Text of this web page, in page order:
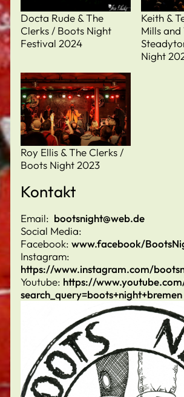
Docta Rude & The
Clerks / Boots Night
Festival 2024
Keith &
Mills and
Night
Roy Ellis & The Clerks /
Boots Night 2023
Kontakt
Email: bootsnight@web.de
Social Media:
Facebook: www.facebook/
Instagram:
https://www.instagram.com/
Youtube: https://
search_query=boots+night+bremen